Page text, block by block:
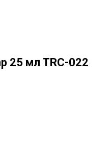
25 мл TRC-022